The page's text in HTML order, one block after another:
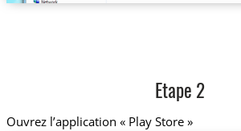
Etape 2
Ouvrez l’application « Play Store »